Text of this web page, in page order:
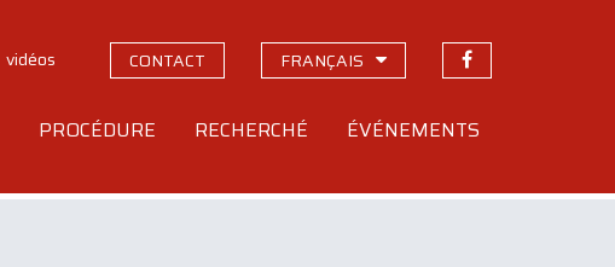
vidéos CONTACT FRANÇAIS
PROCÉDURE RECHERCHÉ ÉVÉNEMENTS